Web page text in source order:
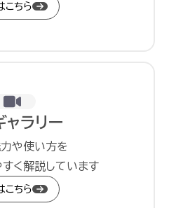
こちら
ャラリー
や使い方を
く解説しています
こちら